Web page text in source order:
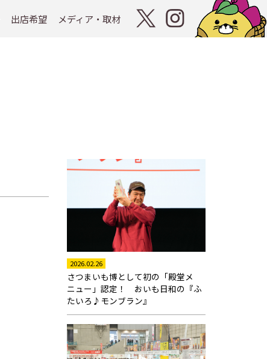
出店希望 メディア・取材
2026.02.26
さつまいも博として初の「殿堂メ
ニュー」認定！ おいも日和の『ふ
たいろ♪モンブラン』